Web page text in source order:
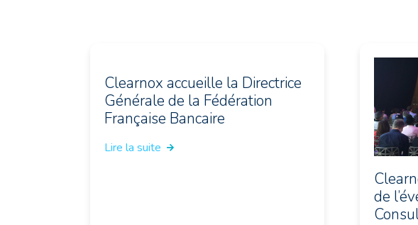
Clearnox accueille la Directrice
Générale de la Fédération
Française Bancaire
Lire la suite
de